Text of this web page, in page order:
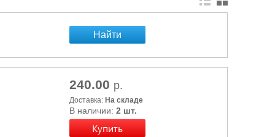
Найти
240.00 р.
Доставка: На складе
В наличии: 2 шт.